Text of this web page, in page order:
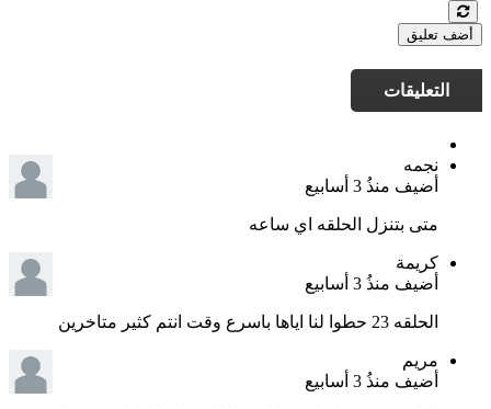
أضف تعليق
التعليقات
نجمه
أضيف منذُ 3 أسابيع
متى بتنزل الحلقه اي ساعه
كريمة
أضيف منذُ 3 أسابيع
الحلقه 23 حطوا لنا اياها باسرع وقت انتم كثير متاخرين
مريم
أضيف منذُ 3 أسابيع